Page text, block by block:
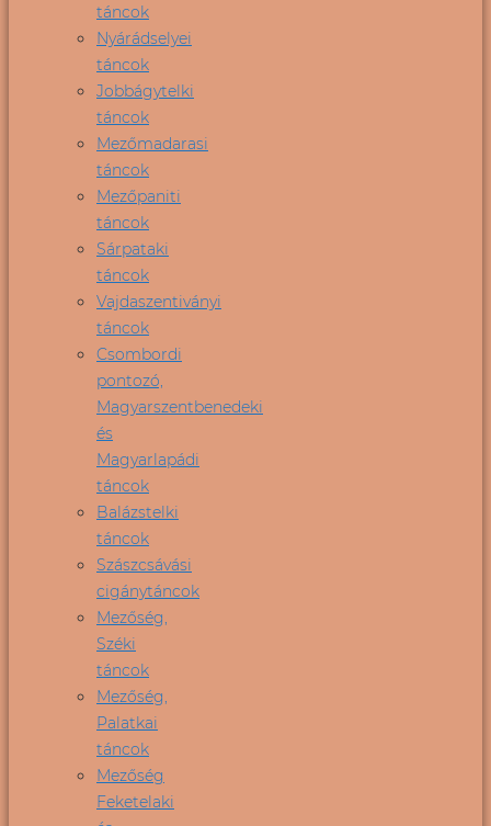
táncok
Nyárádselyei
táncok
Jobbágytelki
táncok
Mezőmadarasi
táncok
Mezőpaniti
táncok
Sárpataki
táncok
Vajdaszentiványi
táncok
Csombordi
pontozó,
Magyarszentbenedeki
és
Magyarlapádi
táncok
Balázstelki
táncok
Szászcsávási
cigánytáncok
Mezőség,
Széki
táncok
Mezőség,
Palatkai
táncok
Mezőség
Feketelaki